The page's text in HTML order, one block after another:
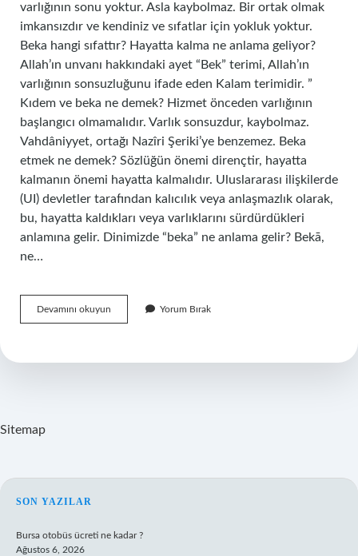
varlığının sonu yoktur. Asla kaybolmaz. Bir ortak olmak
imkansızdır ve kendiniz ve sıfatlar için yokluk yoktur.
Beka hangi sıfattır? Hayatta kalma ne anlama geliyor?
Allah’ın unvanı hakkındaki ayet “Bek” terimi, Allah’ın
varlığının sonsuzluğunu ifade eden Kalam terimidir. ”
Kıdem ve beka ne demek? Hizmet önceden varlığının
başlangıcı olmamalıdır. Varlık sonsuzdur, kaybolmaz.
Vahdâniyyet, ortağı Nazîri Şeriki’ye benzemez. Beka
etmek ne demek? Sözlüğün önemi dirençtir, hayatta
kalmanın önemi hayatta kalmalıdır. Uluslararası ilişkilerde
(UI) devletler tarafından kalıcılık veya anlaşmazlık olarak,
bu, hayatta kaldıkları veya varlıklarını sürdürdükleri
anlamına gelir. Dinimizde “beka” ne anlama gelir? Bekā,
ne…
Devamını okuyun
Kuranda
Yorum Bırak
Sitemap
SIDEBAR
SON YAZILAR
Bursa otobüs ücreti ne kadar ?
Ağustos 6, 2026